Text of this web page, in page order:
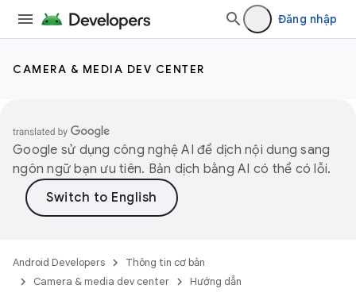
Đăng nhập
CAMERA & MEDIA DEV CENTER
Google sử dụng công nghệ AI để dịch nội dung sang
ngôn ngữ bạn ưu tiên. Bản dịch bằng AI có thể có lỗi.
Android Developers
Thông tin cơ bản
Camera & media dev center
Hướng dẫn